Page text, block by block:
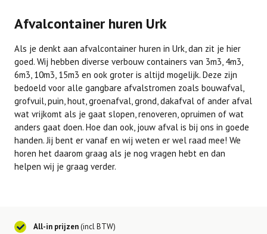
Afvalcontainer huren Urk
Als je denkt aan afvalcontainer huren in Urk, dan zit je hier
goed. Wij hebben diverse verbouw containers van 3m3, 4m3,
6m3, 10m3, 15m3 en ook groter is altijd mogelijk. Deze zijn
bedoeld voor alle gangbare afvalstromen zoals bouwafval,
grofvuil, puin, hout, groenafval, grond, dakafval of ander afval
wat vrijkomt als je gaat slopen, renoveren, opruimen of wat
anders gaat doen. Hoe dan ook, jouw afval is bij ons in goede
handen. Jij bent er vanaf en wij weten er wel raad mee! We
horen het daarom graag als je nog vragen hebt en dan
helpen wij je graag verder.
All-in prijzen(incl BTW)